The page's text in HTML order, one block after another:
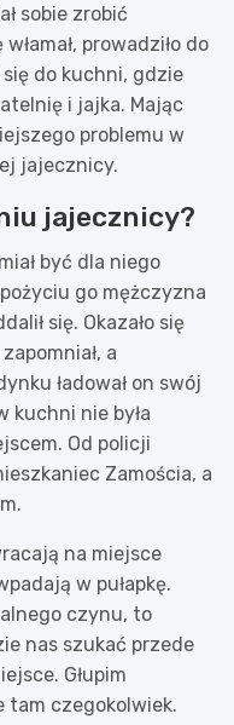
sobie zrobić
prowadziło do
do kuchni, gdzie
i jajka. Mając
problemu w
jajecznicy.
jajecznicy?
być dla niego
go mężczyzna
się. Okazało się
a
ładował on swój
kuchni nie była
Od policji
Zamościa, a
na miejsce
w pułapkę.
czynu, to
nas szukać przede
Głupim
tam czegokolwiek.